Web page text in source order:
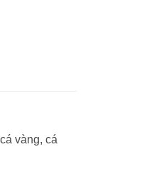
vàng, cá